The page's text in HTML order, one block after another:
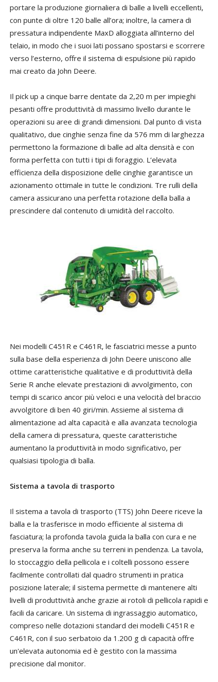
portare la produzione giornaliera di balle a livelli eccellenti,
con punte di oltre 120 balle all’ora; inoltre, la camera di
pressatura indipendente MaxD alloggiata all’interno del
telaio, in modo che i suoi lati possano spostarsi e scorrere
verso l’esterno, offre il sistema di espulsione più rapido
mai creato da John Deere.
Il pick up a cinque barre dentate da 2,20 m per impieghi
pesanti offre produttività di massimo livello durante le
operazioni su aree di grandi dimensioni. Dal punto di vista
qualitativo, due cinghie senza fine da 576 mm di larghezza
permettono la formazione di balle ad alta densità e con
forma perfetta con tutti i tipi di foraggio. L’elevata
efficienza della disposizione delle cinghie garantisce un
azionamento ottimale in tutte le condizioni. Tre rulli della
camera assicurano una perfetta rotazione della balla a
prescindere dal contenuto di umidità del raccolto.
Nei modelli C451R e C461R, le fasciatrici messe a punto
sulla base della esperienza di John Deere uniscono alle
ottime caratteristiche qualitative e di produttività della
Serie R anche elevate prestazioni di avvolgimento, con
tempi di scarico ancor più veloci e una velocità del braccio
avvolgitore di ben 40 giri/min. Assieme al sistema di
alimentazione ad alta capacità e alla avanzata tecnologia
della camera di pressatura, queste caratteristiche
aumentano la produttività in modo significativo, per
qualsiasi tipologia di balla.
Sistema a tavola di trasporto
Il sistema a tavola di trasporto (TTS) John Deere riceve la
balla e la trasferisce in modo efficiente al sistema di
fasciatura; la profonda tavola guida la balla con cura e ne
preserva la forma anche su terreni in pendenza. La tavola,
lo stoccaggio della pellicola e i coltelli possono essere
facilmente controllati dal quadro strumenti in pratica
posizione laterale; il sistema permette di mantenere alti
livelli di produttività anche grazie ai rotoli di pellicola rapidi e
facili da caricare. Un sistema di ingrassaggio automatico,
compreso nelle dotazioni standard dei modelli C451R e
C461R, con il suo serbatoio da 1.200 g di capacità offre
un'elevata autonomia ed è gestito con la massima
precisione dal monitor.